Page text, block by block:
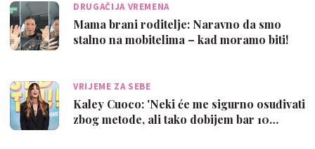
DRUGAČIJA VREMENA
Mama brani roditelje: Naravno da smo
stalno na mobitelima – kad moramo biti!
VRIJEME ZA SEBE
Kaley Cuoco: 'Neki će me sigurno osuđivati
zbog metode, ali tako dobijem bar 10…